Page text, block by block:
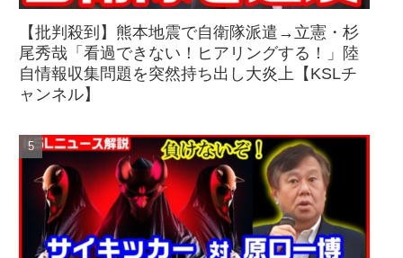
【批判殺到】熊本地震で自衛隊派遣→立憲・杉
尾秀哉「看過できない！ヒアリングする！」陸
自情報収集問題を突然持ち出し大炎上【KSLチ
ャンネル】